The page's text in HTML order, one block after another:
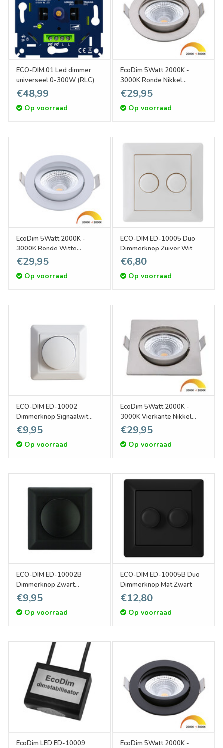
ECO-DIM.01 Led dimmer
universeel 0-300W (RLC)
€48,99
Op voorraad
EcoDim 5Watt 2000K -
3000K Ronde Nikkel
€29,95
Op voorraad
EcoDim 5Watt 2000K -
3000K Ronde Witte
€29,95
Op voorraad
ECO-DIM ED-10005 Duo
Dimmerknop Zuiver Wit
€6,80
Op voorraad
ECO-DIM ED-10002
Dimmerknop Signaalwit
Coverplate
€9,95
Op voorraad
EcoDim 5Watt 2000K -
3000K Vierkante Nikkel
€29,95
Op voorraad
ECO-DIM ED-10002B
Dimmerknop Zwart
Coverplate
€9,95
Op voorraad
ECO-DIM ED-10005B Duo
Dimmerknop Mat Zwart
€12,80
Op voorraad
EcoDim LED ED-10009
EcoDim 5Watt 2000K -